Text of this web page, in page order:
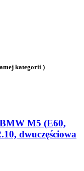
kategorii )
M5 (E60,
dwuczęściowa